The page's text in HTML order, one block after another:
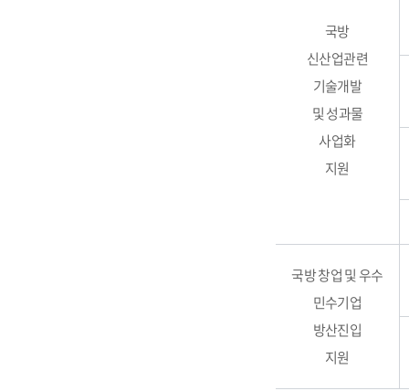
국방
신산업관련
기술개발
및 성과물
사업화
지원
국방 창업 및 우수
민수기업
방산진입
지원